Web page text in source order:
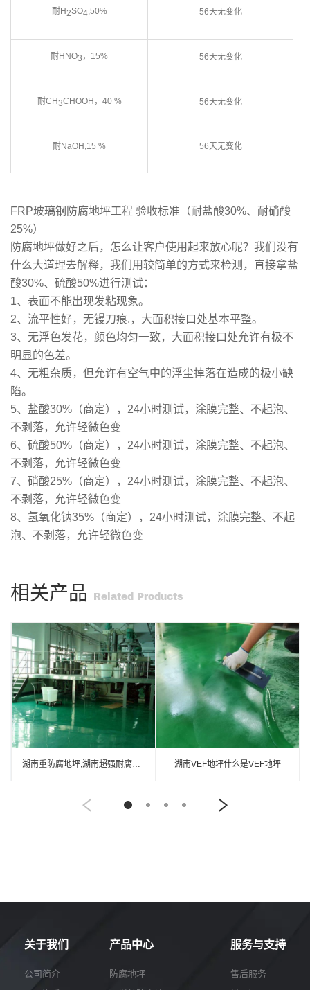
耐H2SO4,50% 56天无变化
耐HNO3 ，15% 56天无变化
耐CH3CHOOH，40 % 56天无变化
耐NaOH,15 % 56天无变化
FRP玻璃钢防腐地坪工程 验收标准（耐盐酸30%、耐硝酸
25%）
防腐地坪做好之后，怎么让客户使用起来放心呢？我们没有
什么大道理去解释，我们用较简单的方式来检测，直接拿盐
酸30%、硫酸50%进行测试：
1、表面不能出现发粘现象。
2、流平性好，无镘刀痕,，大面积接口处基本平整。
3、无浮色发花，颜色均匀一致，大面积接口处允许有极不
明显的色差。
4、无粗杂质，但允许有空气中的浮尘掉落在造成的极小缺
陷。
5、盐酸30%（商定），24小时测试，涂膜完整、不起泡、
不剥落，允许轻微色变
6、硫酸50%（商定），24小时测试，涂膜完整、不起泡、
不剥落，允许轻微色变
7、硝酸25%（商定），24小时测试，涂膜完整、不起泡、
不剥落，允许轻微色变
8、氢氧化钠35%（商定），24小时测试，涂膜完整、不起
泡、不剥落，允许轻微色变
相关产品 Related Products
湖南重防腐地坪,湖南超强耐腐蚀涂料 湖南VEF地坪什么是VEF地坪
关于我们
公司简介
产品中心
防腐地坪
服务与支持
售后服务